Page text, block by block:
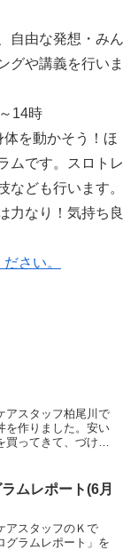
自由な発想・みん
グや講義を行いま
14時
を動かそう！ほ
ムです。スロトレ
なども行います。
力なり！気持ち良
さい。
アスタッフ柏尾川で
を作りました。安い
買ってきて、づけに
てマリネで食べた
。みん...
ムレポート(6月
アスタッフのＫで
グラムレポート」を